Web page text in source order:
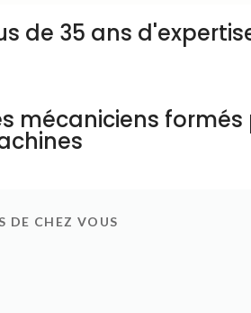
de 35 ans
mécaniciens formés
DE CHEZ VOUS